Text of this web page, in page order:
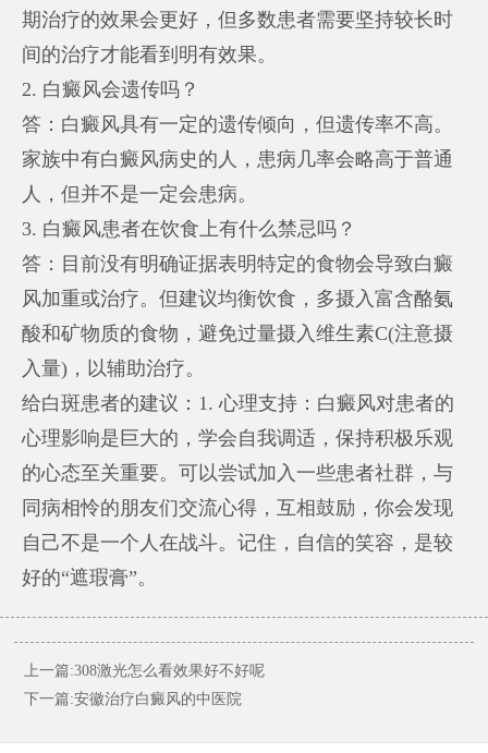
期治疗的效果会更好，但多数患者需要坚持较长时
间的治疗才能看到明有效果。
2. 白癜风会遗传吗？
答：白癜风具有一定的遗传倾向，但遗传率不高。
家族中有白癜风病史的人，患病几率会略高于普通
人，但并不是一定会患病。
3. 白癜风患者在饮食上有什么禁忌吗？
答：目前没有明确证据表明特定的食物会导致白癜
风加重或治疗。但建议均衡饮食，多摄入富含酪氨
酸和矿物质的食物，避免过量摄入维生素C(注意摄
入量)，以辅助治疗。
给白斑患者的建议：1. 心理支持：白癜风对患者的
心理影响是巨大的，学会自我调适，保持积极乐观
的心态至关重要。可以尝试加入一些患者社群，与
同病相怜的朋友们交流心得，互相鼓励，你会发现
自己不是一个人在战斗。记住，自信的笑容，是较
好的“遮瑕膏”。
上一篇:308激光怎么看效果好不好呢
下一篇:安徽治疗白癜风的中医院